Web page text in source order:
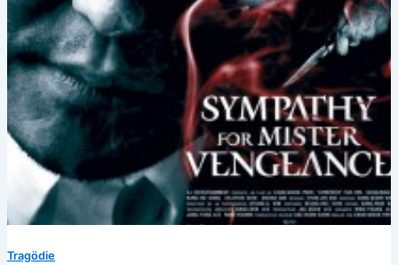
Tragödie